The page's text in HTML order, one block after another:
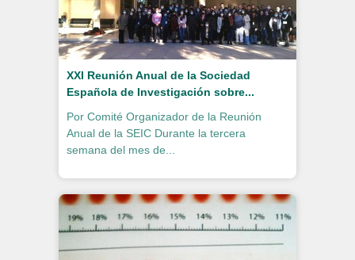
XXI Reunión Anual de la Sociedad
Española de Investigación sobre...
Por Comité Organizador de la Reunión
Anual de la SEIC Durante la tercera
semana del mes de...